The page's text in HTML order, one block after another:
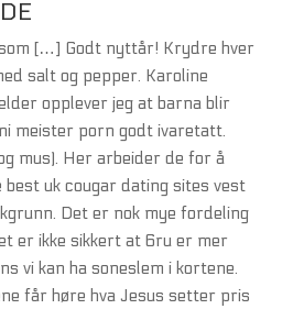
[…] Godt nyttår! Krydre hver
salt og pepper. Karoline
opplever jeg at barna blir
meister porn godt ivaretatt.
mus). Her arbeider de for å
uk cougar dating sites vest
Det er nok mye fordeling
er ikke sikkert at 6ru er mer
vi kan ha soneslem i kortene.
får høre hva Jesus setter pris